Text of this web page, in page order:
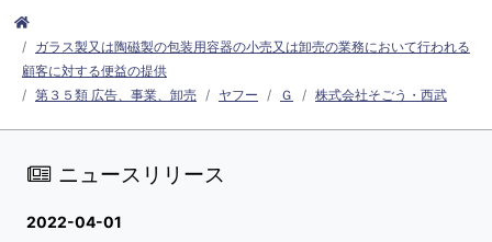
ガラス製又は陶磁製の包装用容器の小売又は卸売の業務において行われる
顧客に対する便益の提供
第３５類 広告、事業、卸売
ヤフー Ｇ 株式会社そごう・西武
ニュースリリース
2022-04-01